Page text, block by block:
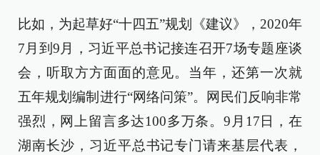
比如，为起草好“十四五”规划《建议》，2020年
7月到9月，习近平总书记接连召开7场专题座谈
会，听取方方面面的意见。当年，还第一次就
五年规划编制进行“网络问策”。网民们反响非常
强烈，网上留言多达100多万条。9月17日，在
湖南长沙，习近平总书记专门请来基层代表，